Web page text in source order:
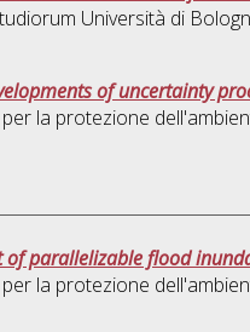
Università di
of uncertainty
la protezione
of parallelizable flood
la protezione